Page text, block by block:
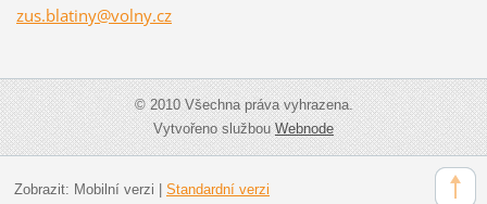
zus.blatiny@volny.cz
© 2010 Všechna práva vyhrazena.
Vytvořeno službouWebnode
Zobrazit: Mobilní verzi Standardní verzi